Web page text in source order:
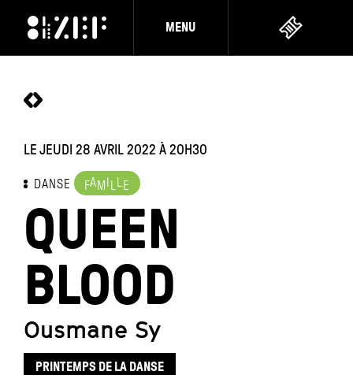
MENU
LE JEUDI 28 AVRIL 2022 À 20H30
DANSE FAM LE
QUEEN
BLOOD
Ousmane Sy
PRINTEMPS DE LA DANSE